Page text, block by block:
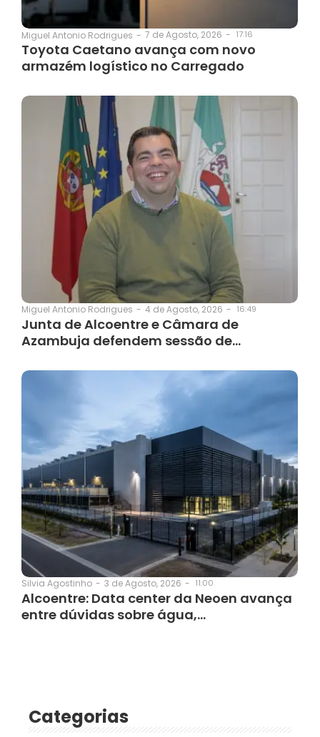
Miguel Antonio Rodrigues - 7 de Agosto, 2026 - 17:16
Toyota Caetano avança com novo
armazém logístico no Carregado
Miguel Antonio Rodrigues - 4 de Agosto, 2026 - 16:49
Junta de Alcoentre e Câmara de
Azambuja defendem sessão de…
Silvia Agostinho - 3 de Agosto, 2026 - 11:00
Alcoentre: Data center da Neoen avança
entre dúvidas sobre água,…
Categorias